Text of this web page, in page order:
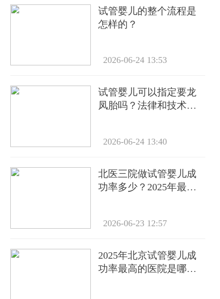
试管婴儿的整个流程是
怎样的？
2026-06-24 13:53
试管婴儿可以指定要龙
凤胎吗？法律和技术层
2026-06-24 13:40
北医三院做试管婴儿成
功率多少？2025年最新
2026-06-23 12:57
2025年北京试管婴儿成
功率最高的医院是哪